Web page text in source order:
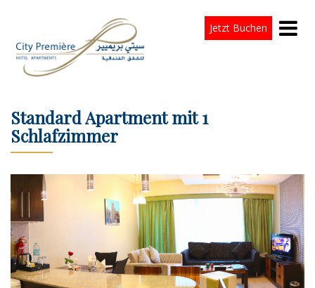
Jetzt Buchen
Standard Apartment mit 1
Schlafzimmer